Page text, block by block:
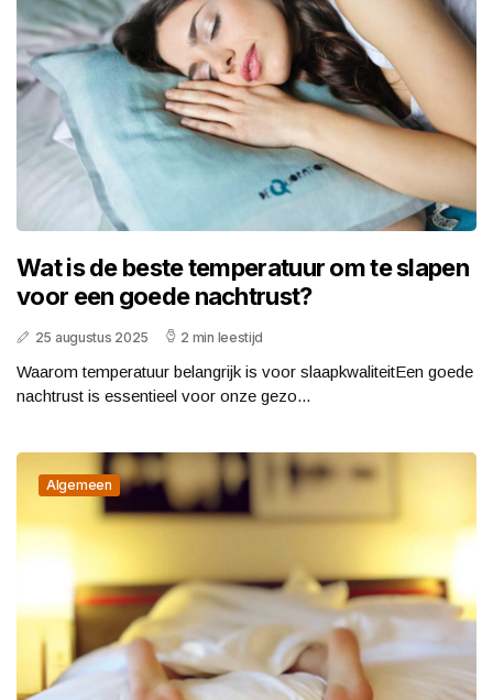
Wat is de beste temperatuur om te slapen
voor een goede nachtrust?
25 augustus 2025 2 min leestijd
Waarom temperatuur belangrijk is voor slaapkwaliteitEen goede
nachtrust is essentieel voor onze gezo...
Algemeen